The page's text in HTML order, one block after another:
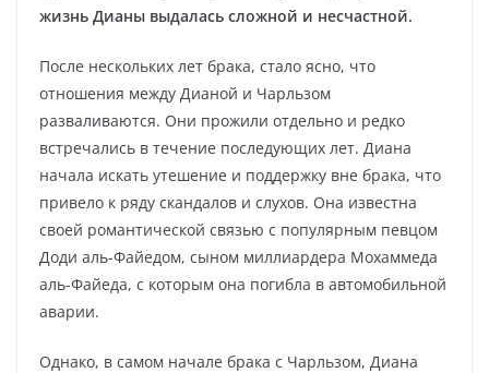
жизнь Дианы выдалась сложной и несчастной.
После нескольких лет брака, стало ясно, что
отношения между Дианой и Чарльзом
разваливаются. Они прожили отдельно и редко
встречались в течение последующих лет. Диана
начала искать утешение и поддержку вне брака, что
привело к ряду скандалов и слухов. Она известна
своей романтической связью с популярным певцом
Доди аль-Файедом, сыном миллиардера Мохаммеда
аль-Файеда, с которым она погибла в автомобильной
аварии.
Однако, в самом начале брака с Чарльзом, Диана